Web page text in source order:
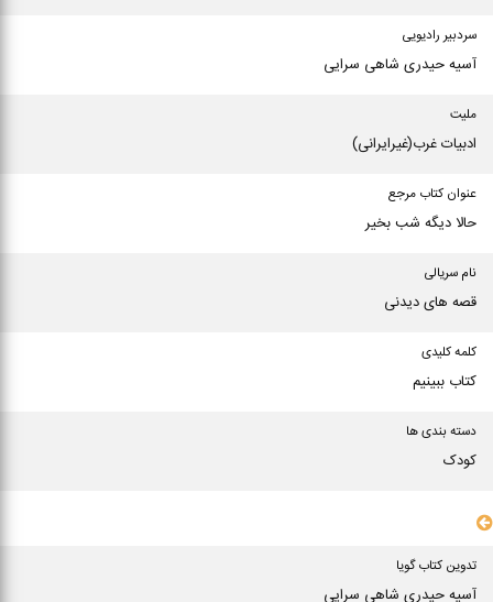
سردبیر رادیویی
آسیه حیدری شاهی سرایی
ملیت
ادبیات غرب(غیرایرانی)
عنوان كتاب مرجع
حالا دیگه شب بخیر
نام سریالی
قصه های دیدنی
کلمه کلیدی
كتاب ببینیم
دسته بندی ها
کودک
تدوین کتاب گویا
آسیه حیدری شاهی سرایی